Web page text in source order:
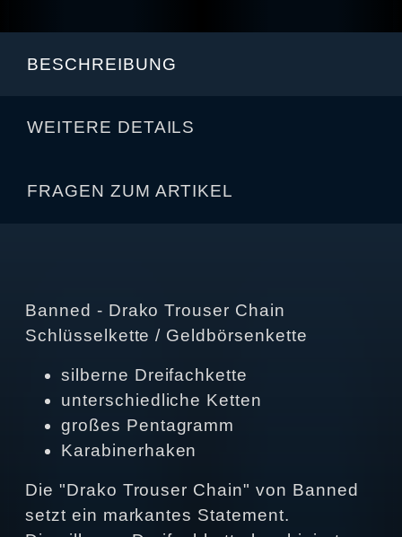
BESCHREIBUNG
WEITERE DETAILS
FRAGEN ZUM ARTIKEL
Banned - Drako Trouser Chain
Schlüsselkette / Geldbörsenkette
silberne Dreifachkette
unterschiedliche Ketten
großes Pentagramm
Karabinerhaken
Die "Drako Trouser Chain" von Banned
setzt ein markantes Statement.